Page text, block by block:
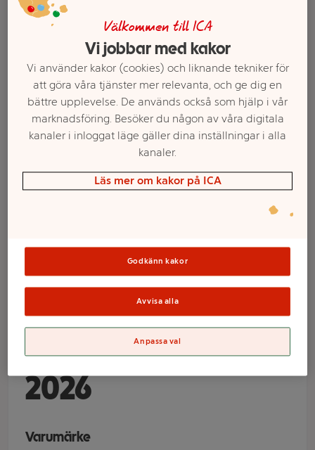
VäggKalender
Familj Årstider
2026
Varumärke
Sortimentet kan variera mellan butikerna
Välkommen till ICA
Vi jobbar med kakor
Vi använder kakor (cookies) och liknande tekniker för
att göra våra tjänster mer relevanta, och ge dig en
bättre upplevelse. De används också som hjälp i vår
marknadsföring. Besöker du någon av våra digitala
kanaler i inloggat läge gäller dina inställningar i alla
kanaler.
Läs mer om kakor på ICA
Godkänn kakor
Avvisa alla
Anpassa val